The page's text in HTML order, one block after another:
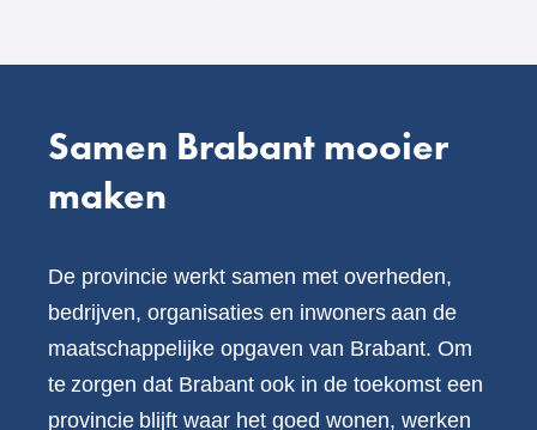
Samen Brabant mooier
maken
De provincie werkt samen met overheden,
bedrijven, organisaties en inwoners aan de
maatschappelijke opgaven van Brabant. Om
te zorgen dat Brabant ook in de toekomst een
provincie blijft waar het goed wonen, werken